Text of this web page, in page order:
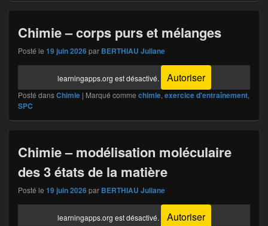
Chimie – corps purs et mélanges
Posté le 19 juin 2026par BERTHIAU Juliane
learningapps.org est désactivé. Autoriser
Posté dansChimie | Marqué comme chimie, exercice d'entraînement,
SPC
Chimie – modélisation moléculaire
des 3 états de la matière
Posté le 19 juin 2026par BERTHIAU Juliane
learningapps.org est désactivé. Autoriser